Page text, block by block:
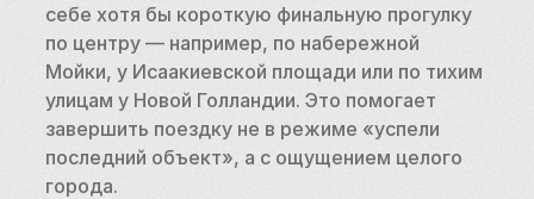
себе хотя бы короткую финальную прогулку
по центру — например, по набережной
Мойки, у Исаакиевской площади или по тихим
улицам у Новой Голландии. Это помогает
завершить поездку не в режиме «успели
последний объект», а с ощущением целого
города.